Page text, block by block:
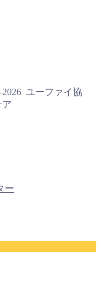
ユーファイ協
ア
ー